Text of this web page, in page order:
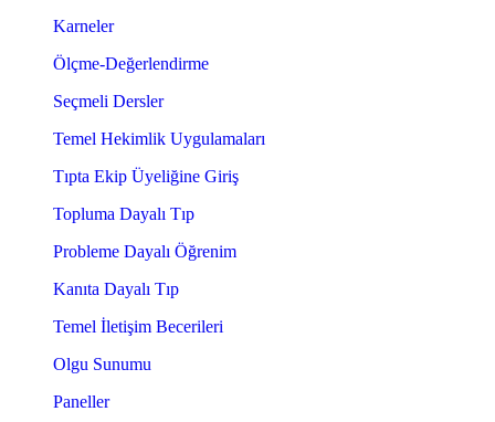
Karneler
Ölçme-Değerlendirme
Seçmeli Dersler
Temel Hekimlik Uygulamaları
Tıpta Ekip Üyeliğine Giriş
Topluma Dayalı Tıp
Probleme Dayalı Öğrenim
Kanıta Dayalı Tıp
Temel İletişim Becerileri
Olgu Sunumu
Paneller